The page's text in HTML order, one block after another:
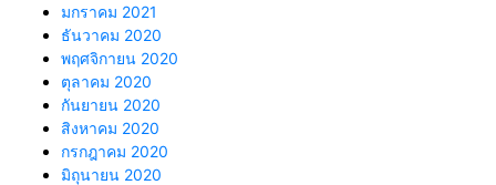
มกราคม 2021
ธันวาคม 2020
พฤศจิกายน 2020
ตุลาคม 2020
กันยายน 2020
สิงหาคม 2020
กรกฎาคม 2020
มิถุนายน 2020